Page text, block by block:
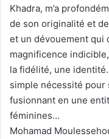
Khadra, m’a
de son originalité et
et un dévouement qui
magnificence
la fidélité, une
simple nécessité pour
fusionnant en une
féminines…
Mohamad